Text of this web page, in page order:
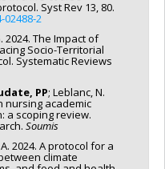
Syst Rev 13, 80.
2
2024. The Impact of
Socio-Territorial
Systematic Reviews
PP; Leblanc, N.
nursing academic
a scoping review.
Soumis
2024. A protocol for a
climate